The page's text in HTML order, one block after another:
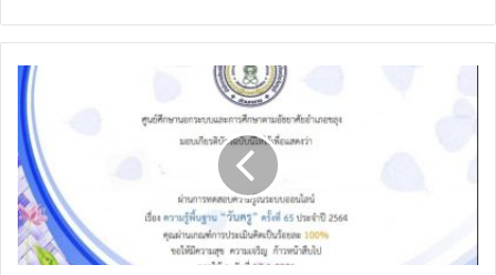
ขอ
ทำ
แบบ
ทดสอบ
ความ
รู้
เรื่อง
"วันครู